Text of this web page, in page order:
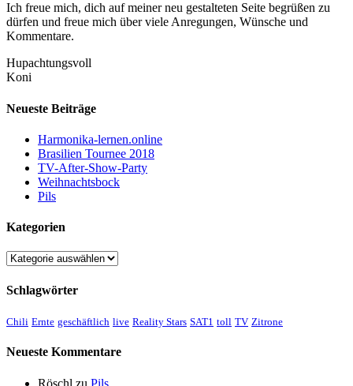
Ich freue mich, dich auf meiner neu gestalteten Seite begrüßen zu
dürfen und freue mich über viele Anregungen, Wünsche und
Kommentare.
Hupachtungsvoll
Koni
Neueste Beiträge
Harmonika-lernen.online
Brasilien Tournee 2018
TV-After-Show-Party
Weihnachtsbock
Pils
Kategorien
Kategorien
Schlagwörter
Chili Ernte geschäftlich live Reality Stars SAT1 toll TV Zitrone
Neueste Kommentare
Röschl zu Pils